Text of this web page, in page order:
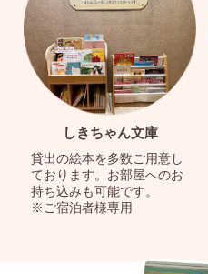
しきちゃん文庫
貸出の絵本を多数ご用意し
ております。お部屋へのお
持ち込みも可能です。
※ご宿泊者様専用